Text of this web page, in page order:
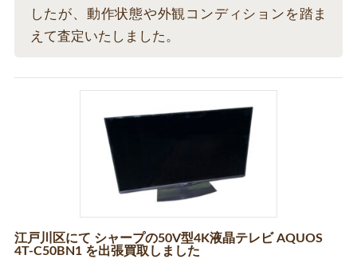
したが、動作状態や外観コンディションを踏ま
えて査定いたしました。
江戸川区にて シャープの50V型4K液晶テレビ AQUOS
4T-C50BN1 を出張買取しました